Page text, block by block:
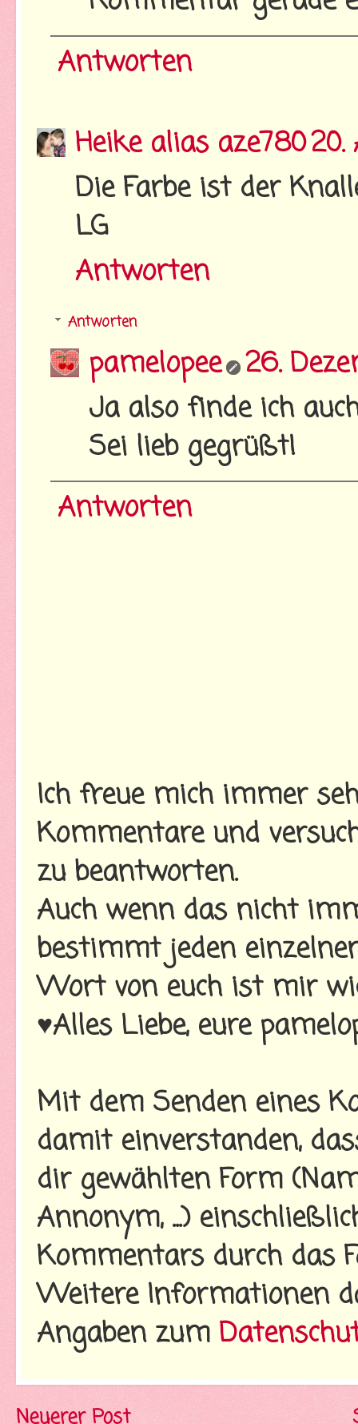
Antworten
Heike alias aze78020.
Die Farbe ist der
LG
Antworten
Antworten
pamelopee 26.
Ja also finde ich
Sei lieb gegrüßt!
Antworten
Ich freue mich immer
Kommentare und
zu beantworten.
Auch wenn das nicht
bestimmt jeden
Wort von euch ist mir
♥Alles Liebe, eure
Mit dem Senden eines
damit einverstanden,
dir gewählten Form
Annonym, ...)
Kommentars durch das
Weitere Informationen
Angaben zum
Neuerer Post